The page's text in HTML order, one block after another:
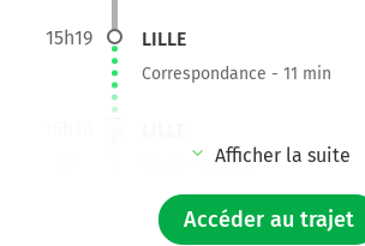
15h19 LILLE
Correspondance - 11 min
1 h 40 - 13,49 €
BRUSSELS-NORTH STATION
Afficher la suite
Accéder au trajet